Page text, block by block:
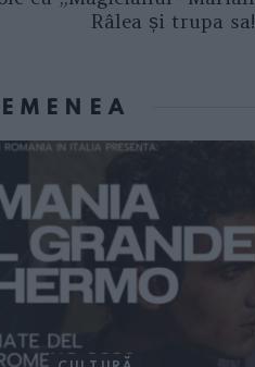
Râlea și trupa sa!